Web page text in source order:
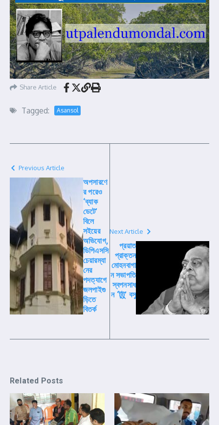
Share Article
Tagged: Asansol
Previous Article
অপসারণে
র পরেও
‘ব্যাক
ডেটে’
বিলে
সইয়ের
অভিযোগ,
ডিপিএসসি
চেয়ারম্যা
নের
পদত্যাগে
জলপাইগু
ড়িতে
বিতর্ক
Next Article
প্রয়াত
প্রাক্তন
মোহনবাগা
ন সভাপতি
স্বপনসাধ
ন ‘টুটু’ বসু
Related Posts